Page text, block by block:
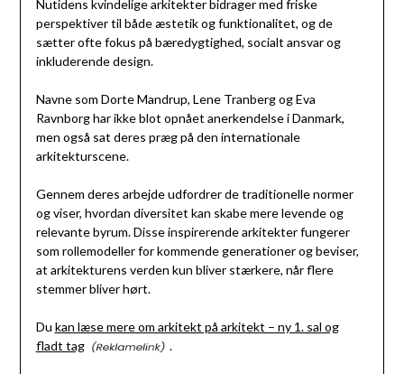
Nutidens kvindelige arkitekter bidrager med friske
perspektiver til både æstetik og funktionalitet, og de
sætter ofte fokus på bæredygtighed, socialt ansvar og
inkluderende design.
Navne som Dorte Mandrup, Lene Tranberg og Eva
Ravnborg har ikke blot opnået anerkendelse i Danmark,
men også sat deres præg på den internationale
arkitekturscene.
Gennem deres arbejde udfordrer de traditionelle normer
og viser, hvordan diversitet kan skabe mere levende og
relevante byrum. Disse inspirerende arkitekter fungerer
som rollemodeller for kommende generationer og beviser,
at arkitekturens verden kun bliver stærkere, når flere
stemmer bliver hørt.
Du kan læse mere om arkitekt på arkitekt – ny 1. sal og
fladt tag
.